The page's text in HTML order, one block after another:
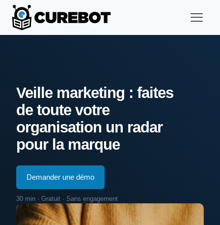
Veille marketing : faites
de toute votre
organisation un radar
pour la marque
Demander une démo
30 min · Gratuit · Sans engagement